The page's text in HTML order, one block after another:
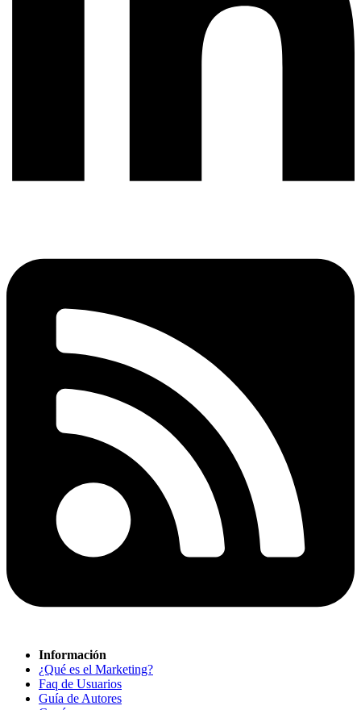
Información
¿Qué es el Marketing?
Faq de Usuarios
Guía de Autores